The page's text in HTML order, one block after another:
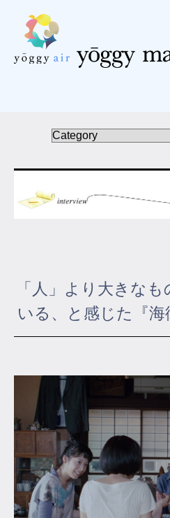
インストラクター一覧
yoggy mommy
ログイン
会員規約について
クラス参加にあたって
特定商取引にかかわる
「人」より大きな
いる、と感じた『海